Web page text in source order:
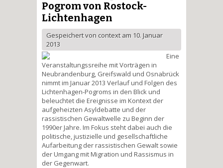
Pogrom von Rostock-
Lichtenhagen
Gespeichert von contextam 10. Januar
2013
Eine
Veranstaltungssreihe mit Vorträgen in
Neubrandenburg, Greifswald und Osnabrück
nimmt im Januar 2013 Verlauf und Folgen des
Lichtenhagen-Pogroms in den Blick und
beleuchtet die Ereignisse im Kontext der
aufgeheizten Asyldebatte und der
rassistischen Gewaltwelle zu Beginn der
1990er Jahre. Im Fokus steht dabei auch die
politische, justizielle und gesellschaftliche
Aufarbeitung der rassistischen Gewalt sowie
der Umgang mit Migration und Rassismus in
der Gegenwart.